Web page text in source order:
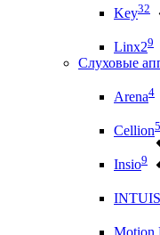
Key32
Linx29
Слуховые
Arena4
Cellion5
Insio9
INTUIS